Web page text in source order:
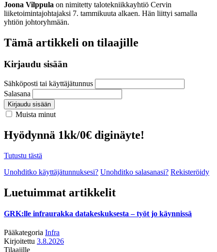
Joona Vilppula on nimitetty talotekniikkayhtiö Cervin
liiketoimintajohtajaksi 7. tammikuuta alkaen. Hän liittyi samalla
yhtiön johtoryhmään.
Tämä artikkeli on tilaajille
Kirjaudu sisään
Sähköposti tai käyttäjätunnus
Salasana
Kirjaudu sisään
Muista minut
Hyödynnä 1kk/0€ diginäyte!
Tutustu tästä
Unohditko käyttäjätunnuksesi? Unohditko salasanasi? Rekisteröidy
Luetuimmat artikkelit
GRK:lle infraurakka datakeskuksesta – työt jo käynnissä
Pääkategoria Infra
Kirjoitettu 3.8.2026
Tilaajille